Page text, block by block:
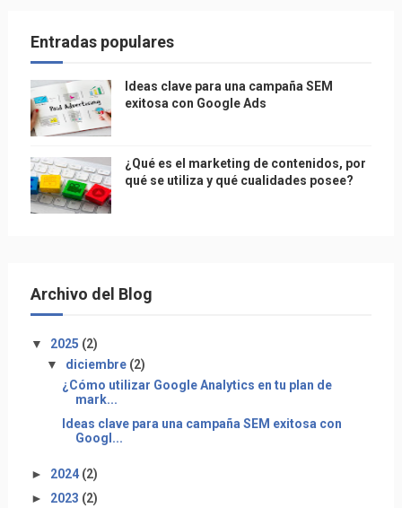
Entradas populares
Ideas clave para una campaña SEM
exitosa con Google Ads
¿Qué es el marketing de contenidos, por
qué se utiliza y qué cualidades posee?
Archivo del Blog
▼ 2025 (2)
▼ diciembre (2)
¿Cómo utilizar Google Analytics en tu plan de
mark...
Ideas clave para una campaña SEM exitosa con
Googl...
► 2024 (2)
► 2023 (2)